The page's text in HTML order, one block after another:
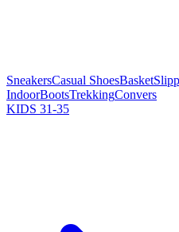
SneakersCasual ShoesBasket
IndoorBootsTrekkingConvers
KIDS 31-35